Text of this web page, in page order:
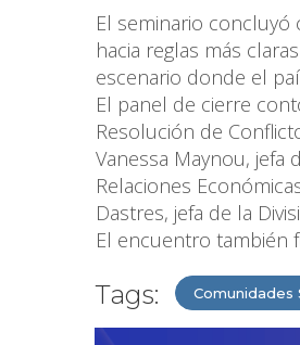
El seminario
hacia reglas más
escenario donde el
El panel de cierre
Resolución de
Vanessa Maynou,
Relaciones
Dastres, jefa de la
El encuentro también
Tags: Comunidades